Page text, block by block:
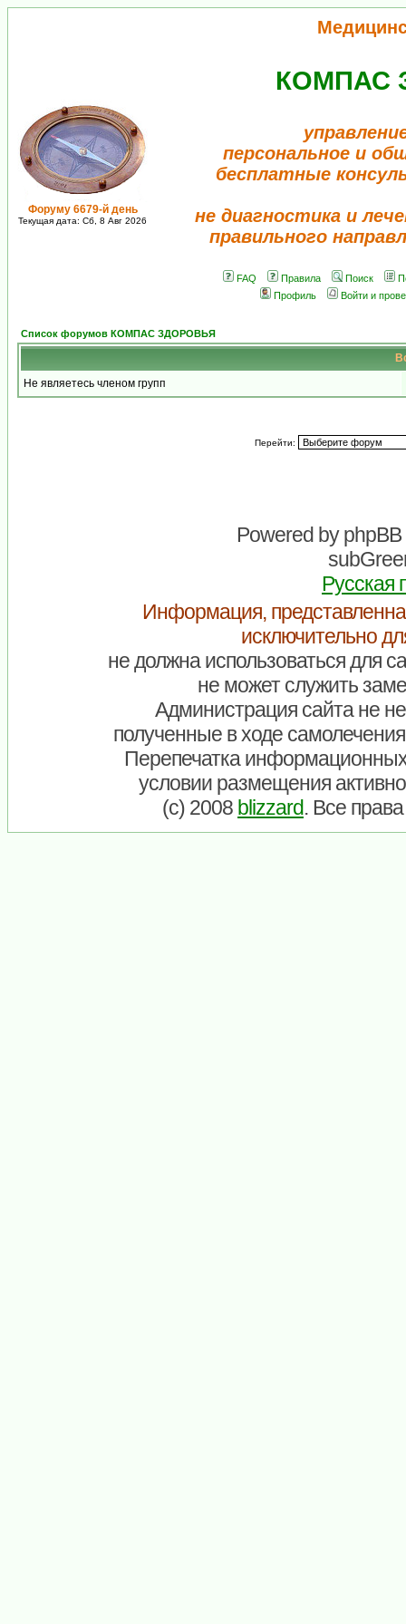
Форуму 6679-й день
Текущая дата: Сб, 8 Авг 2026
КОМПАС
персональное и
бесплатные
не диагностика и
правильного
FAQ Правила Поиск
Профиль
Войти и
Список форумов КОМПАС ЗДОРОВЬЯ
Не являетесь членом групп
Перейти:
Powered byphpBB
Русская
Информация,
исключительно
не должна использоваться для
не может служить
Администрация сайта не
полученные в ходе
Перепечатка
условии размещения
(c) 2008 blizzard. Все